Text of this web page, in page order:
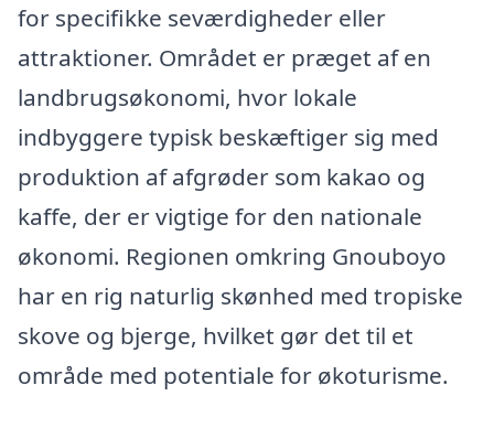
for specifikke seværdigheder eller
attraktioner. Området er præget af en
landbrugsøkonomi, hvor lokale
indbyggere typisk beskæftiger sig med
produktion af afgrøder som kakao og
kaffe, der er vigtige for den nationale
økonomi. Regionen omkring Gnouboyo
har en rig naturlig skønhed med tropiske
skove og bjerge, hvilket gør det til et
område med potentiale for økoturisme.